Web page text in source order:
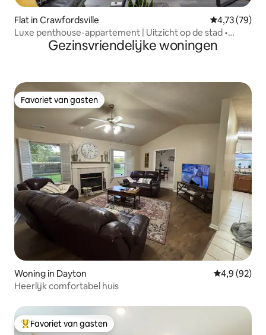
Flat in Crawfordsville Gemiddelde
4,73 (79)
Luxe penthouse-appartement | Uitzicht op de stad •
Parkeren • Open haard
Gezinsvriendelijke woningen
Favoriet van gasten
Favoriet van gasten
Woning in Dayton Gemiddelde
4,9 (92)
Heerlijk comfortabel huis
Topfavoriet van gasten
Favoriet van gasten